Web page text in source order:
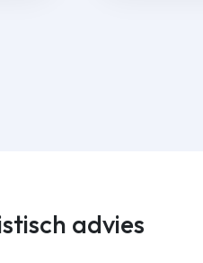
advies